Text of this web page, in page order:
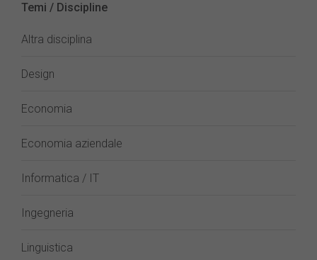
Temi / Discipline
Altra disciplina
Design
Economia
Economia aziendale
Informatica / IT
Ingegneria
Linguistica